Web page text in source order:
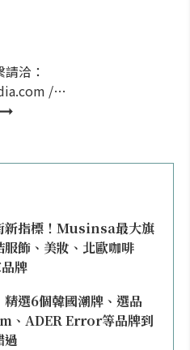
洽：
/
新指標！Musinsa最大旗
飾、美妝、北歐咖啡
牌
精選6個韓國潮牌、選品
、ADER Error等品牌到
過